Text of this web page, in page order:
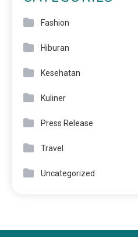
Fashion
Hiburan
Kesehatan
Kuliner
Press Release
Travel
Uncategorized